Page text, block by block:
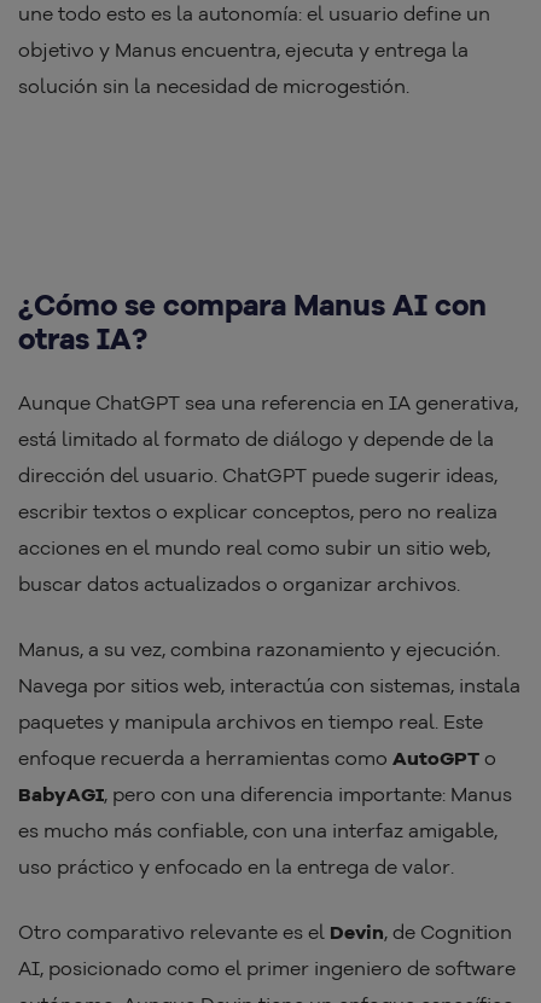
une todo esto es la autonomía: el usuario define un
objetivo y Manus encuentra, ejecuta y entrega la
solución sin la necesidad de microgestión.
¿Cómo se compara Manus AI con
otras IA?
Aunque ChatGPT sea una referencia en IA generativa,
está limitado al formato de diálogo y depende de la
dirección del usuario. ChatGPT puede sugerir ideas,
escribir textos o explicar conceptos, pero no realiza
acciones en el mundo real como subir un sitio web,
buscar datos actualizados o organizar archivos.
Manus, a su vez, combina razonamiento y ejecución.
Navega por sitios web, interactúa con sistemas, instala
paquetes y manipula archivos en tiempo real. Este
enfoque recuerda a herramientas como AutoGPT o
BabyAGI, pero con una diferencia importante: Manus
es mucho más confiable, con una interfaz amigable,
uso práctico y enfocado en la entrega de valor.
Otro comparativo relevante es el Devin, de Cognition
AI, posicionado como el primer ingeniero de software